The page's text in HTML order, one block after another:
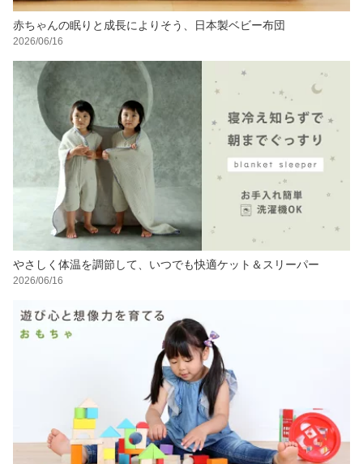
赤ちゃんの眠りと成長によりそう、日本製ベビー布団
2026/06/16
やさしく体温を調節して、いつでも快適ケット＆スリーパー
2026/06/16